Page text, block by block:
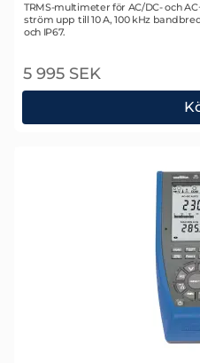
Art. nr 1744
TRMS-multimeter för AC/DC- och
ström upp till 10 A, 100 kHz
och IP67.
5 995 SEK
Metrix MTX3291